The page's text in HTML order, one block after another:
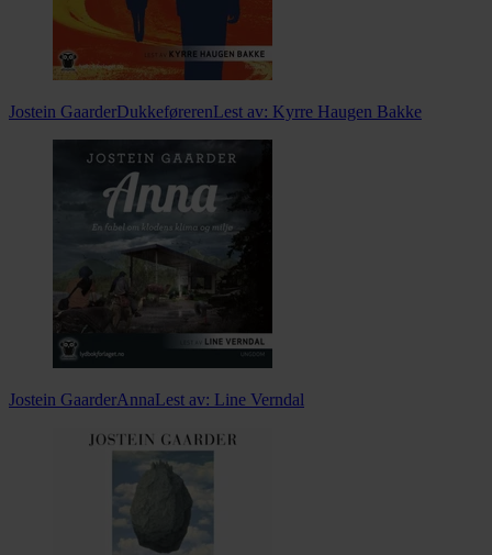
Jostein GaarderDukkeførerenLest av: Kyrre Haugen Bakke
Jostein GaarderAnnaLest av: Line Verndal